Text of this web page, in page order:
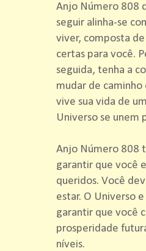
Anjo Número 808
seguir alinha-se
viver, composta de
certas para você.
seguida, tenha a
mudar de
vive sua vida de
Universo se unem
Anjo Número 808
garantir que você
queridos. Você
estar. O Universo
garantir que você
prosperidade
níveis.